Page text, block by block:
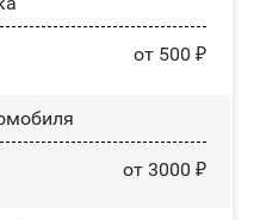
от 500 ₽
от 3000 ₽